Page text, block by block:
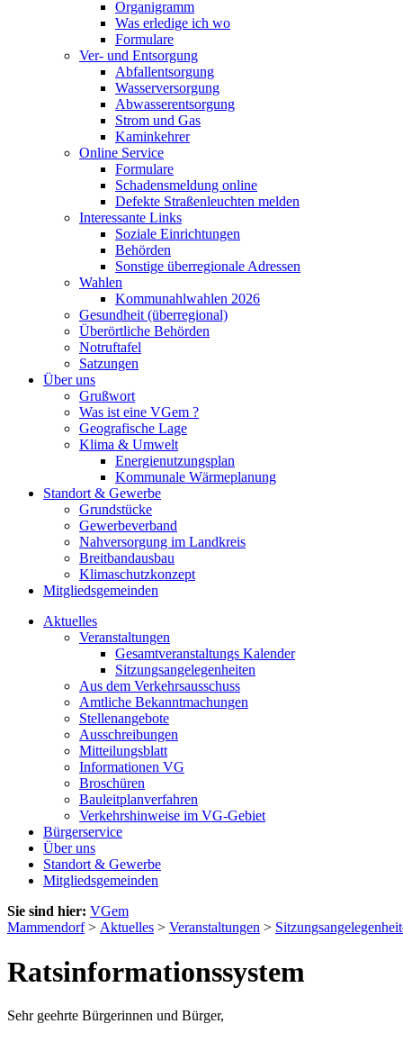
Organigramm
Was erledige ich wo
Formulare
Ver- und Entsorgung
Abfallentsorgung
Wasserversorgung
Abwasserentsorgung
Strom und Gas
Kaminkehrer
Online Service
Formulare
Schadensmeldung online
Defekte Straßenleuchten melden
Interessante Links
Soziale Einrichtungen
Behörden
Sonstige überregionale Adressen
Wahlen
Kommunahlwahlen 2026
Gesundheit (überregional)
Überörtliche Behörden
Notruftafel
Satzungen
Über uns
Grußwort
Was ist eine VGem ?
Geografische Lage
Klima & Umwelt
Energienutzungsplan
Kommunale Wärmeplanung
Standort & Gewerbe
Grundstücke
Gewerbeverband
Nahversorgung im Landkreis
Breitbandausbau
Klimaschutzkonzept
Mitgliedsgemeinden
Aktuelles
Veranstaltungen
Gesamtveranstaltungs Kalender
Sitzungsangelegenheiten
Aus dem Verkehrsausschuss
Amtliche Bekanntmachungen
Stellenangebote
Ausschreibungen
Mitteilungsblatt
Informationen VG
Broschüren
Bauleitplanverfahren
Verkehrshinweise im VG-Gebiet
Bürgerservice
Über uns
Standort & Gewerbe
Mitgliedsgemeinden
Sie sind hier: VGem
Mammendorf> Aktuelles > Veranstaltungen >
Ratsinformationssystem
Sehr geehrte Bürgerinnen und Bürger,